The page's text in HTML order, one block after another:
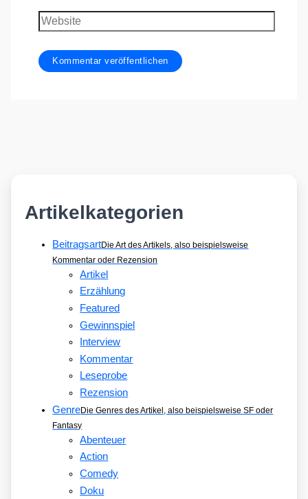
Adresse
Website
Artikelkategorien
BeitragsartDie Art des Artikels, also beispielsweise
Kommentar oder Rezension
Artikel
Erzählung
Featured
Gewinnspiel
Interview
Kommentar
Leseprobe
Rezension
GenreDie Genres des Artikel, also beispielsweise SF oder
Fantasy
Abenteuer
Action
Comedy
Doku